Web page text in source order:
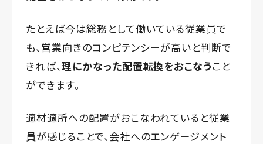
たとえば今は総務として働いている従業員で
も、営業向きのコンピテンシーが高いと判断で
きれば、理にかなった配置転換をおこなうこと
ができます。
適材適所への配置がおこなわれていると従業
員が感じることで、会社へのエンゲージメント